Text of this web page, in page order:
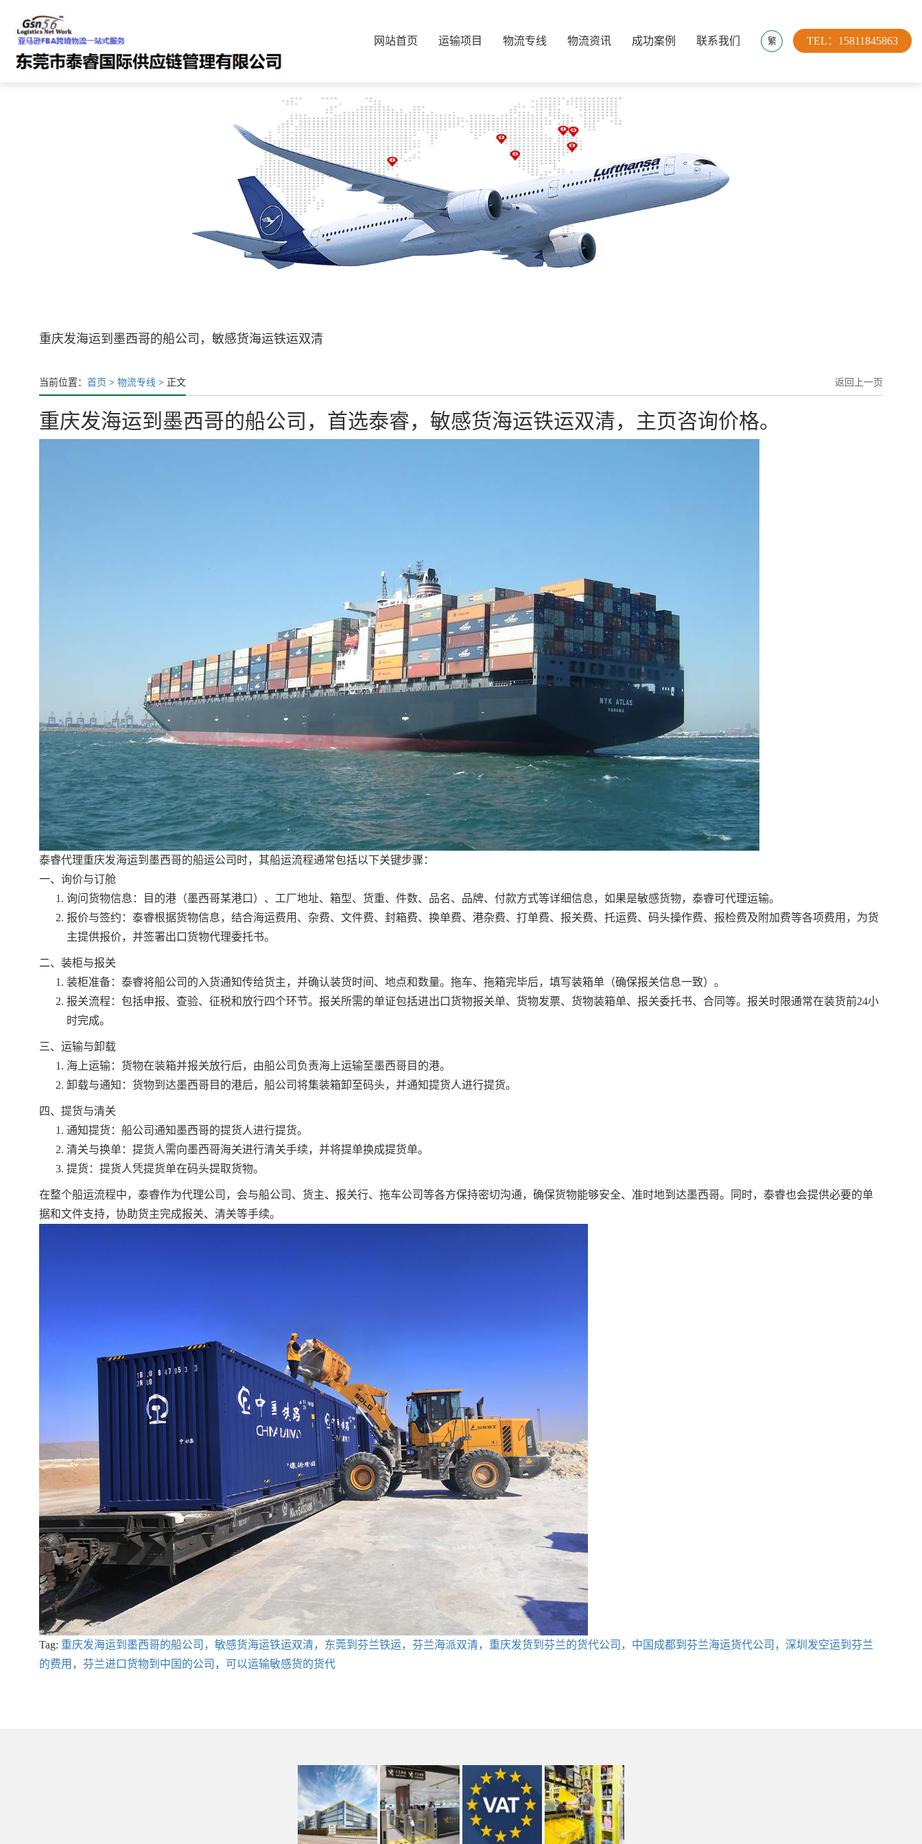
TEL：15811845863
繁
网站首页 运输项目 物流专线 物流资讯 成功案例 联系我们
重庆发海运到墨西哥的船公司，敏感货海运铁运双清
当前位置： 首页 > 物流专线 > 正文 返回上一页
重庆发海运到墨西哥的船公司，首选泰睿，敏感货海运铁运双清，主页咨询价格。
泰睿代理重庆发海运到墨西哥的船运公司时，其船运流程通常包括以下关键步骤：
一、询价与订舱
询问货物信息：目的港（墨西哥某港口）、工厂地址、箱型、货重、件数、品名、品牌、付款方式等详细信息，如果是敏感货物，泰睿可代理运输。
报价与签约：泰睿根据货物信息，结合海运费用、杂费、文件费、封箱费、换单费、港杂费、打单费、报关费、托运费、码头操作费、报检费及附加费等各项费用，为货
主提供报价，并签署出口货物代理委托书。
二、装柜与报关
装柜准备：泰睿将船公司的入货通知传给货主，并确认装货时间、地点和数量。拖车、拖箱完毕后，填写装箱单（确保报关信息一致）。
报关流程：包括申报、查验、征税和放行四个环节。报关所需的单证包括进出口货物报关单、货物发票、货物装箱单、报关委托书、合同等。报关时限通常在装货前24小
时完成。
三、运输与卸载
海上运输：货物在装箱并报关放行后，由船公司负责海上运输至墨西哥目的港。
卸载与通知：货物到达墨西哥目的港后，船公司将集装箱卸至码头，并通知提货人进行提货。
四、提货与清关
通知提货：船公司通知墨西哥的提货人进行提货。
清关与换单：提货人需向墨西哥海关进行清关手续，并将提单换成提货单。
提货：提货人凭提货单在码头提取货物。
在整个船运流程中，泰睿作为代理公司，会与船公司、货主、报关行、拖车公司等各方保持密切沟通，确保货物能够安全、准时地到达墨西哥。同时，泰睿也会提供必要的单
据和文件支持，协助货主完成报关、清关等手续。
Tag: 重庆发海运到墨西哥的船公司，敏感货海运铁运双清，东莞到芬兰铁运，芬兰海派双清，重庆发货到芬兰的货代公司，中国成都到芬兰海运货代公司，深圳发空运到芬兰
的费用，芬兰进口货物到中国的公司，可以运输敏感货的货代